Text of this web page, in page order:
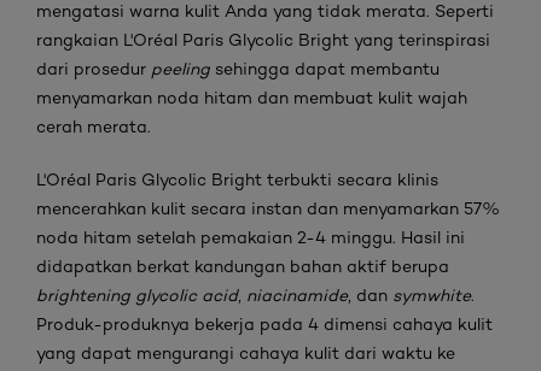
mengatasi warna kulit Anda yang tidak merata. Seperti
rangkaian L'Oréal Paris Glycolic Bright yang terinspirasi
dari prosedur peeling sehingga dapat membantu
menyamarkan noda hitam dan membuat kulit wajah
cerah merata.
L'Oréal Paris Glycolic Bright terbukti secara klinis
mencerahkan kulit secara instan dan menyamarkan 57%
noda hitam setelah pemakaian 2-4 minggu. Hasil ini
didapatkan berkat kandungan bahan aktif berupa
brightening glycolic acid, niacinamide, dan symwhite.
Produk-produknya bekerja pada 4 dimensi cahaya kulit
yang dapat mengurangi cahaya kulit dari waktu ke